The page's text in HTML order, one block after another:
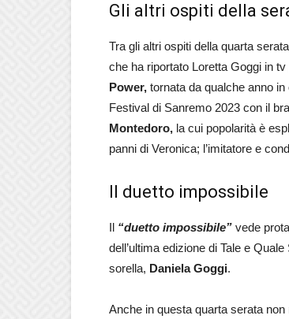
Gli altri ospiti della
Tra gli altri ospiti della quarta
che ha riportato Loretta Goggi in
Power, tornata da qualche anno
Festival di Sanremo 2023 con il
Montedoro, la cui popolarità è
panni di Veronica; l’imitatore e
Il duetto impossibile
Il “duetto impossibile” vede
dell’ultima edizione di Tale e
sorella, Daniela Goggi.
Anche in questa quarta serata